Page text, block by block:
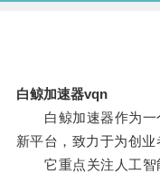
白鲸加速器vqn
白鲸加速器作为一
新平台，致力于为创业
它重点关注人工智